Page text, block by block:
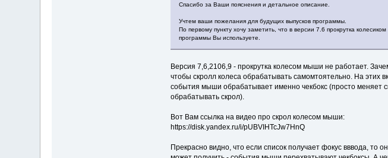
Спасибо за Ваши пояснения и детальное описание.
Учтем ваши пожелания для будущих выпусков программы.
По первому пункту хочу заметить, что в версии 7.6 прокрутка
программы Вы используете.
Версия 7,6,2106,9 - прокрутка колесом мыши не работает.
чтобы скролл колеса обрабатывать самомтоятельно. На этих
события мыши обрабатывает именно чекбокс (просто меняет
обрабатывать скрол).
Вот Вам ссылка на видео про скрол колесом мыши:
https://disk.yandex.ru/i/pUBVIHTcJw7HnQ
Прекрасно видно, что если список получает фокус вввода, то